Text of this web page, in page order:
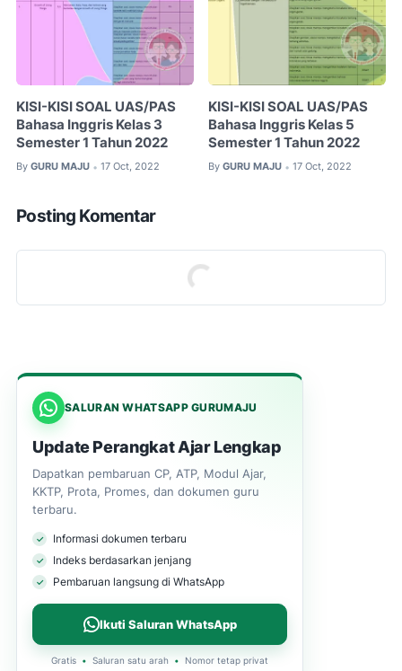
KISI-KISI SOAL UAS/PAS
Bahasa Inggris Kelas 3
Semester 1 Tahun 2022
By GURU MAJU • 17 Oct, 2022
KISI-KISI SOAL UAS/PAS
Bahasa Inggris Kelas 5
Semester 1 Tahun 2022
By GURU MAJU • 17 Oct, 2022
Posting Komentar
SALURAN WHATSAPP GURUMAJU
Update Perangkat Ajar Lengkap
Dapatkan pembaruan CP, ATP, Modul Ajar,
KKTP, Prota, Promes, dan dokumen guru
terbaru.
Informasi dokumen terbaru
Indeks berdasarkan jenjang
Pembaruan langsung di WhatsApp
Ikuti Saluran WhatsApp
Gratis • Saluran satu arah • Nomor tetap privat